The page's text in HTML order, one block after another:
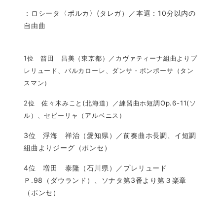
：ロシータ〈ポルカ〉(タレガ）
／本選：10分以内の
自由曲
1位 箭田 昌美（東京都）／カヴァティーナ組曲よりプ
レリュード、バルカローレ、ダンサ・ポンポーサ（タン
スマン）
2位 佐々木みこと(北海道）／練習曲ホ短調Op.6-11(ソ
ル）、セビーリャ（アルベニス）
3位 浮海 祥治（愛知県）／前奏曲ホ長調、イ短調
組曲よりジーグ（ポンセ）
4位 増田 泰隆（石川県）／プレリュード
Ｐ.98（ダウランド）、ソナタ第3番より第３楽章
（ポンセ）